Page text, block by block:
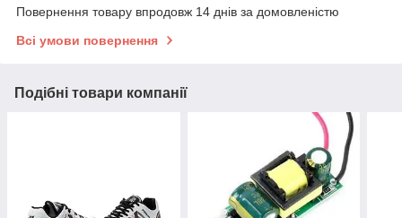
Повернення товару впродовж 14 днів за домовленістю
Всі умови повернення
Подібні товари компанії